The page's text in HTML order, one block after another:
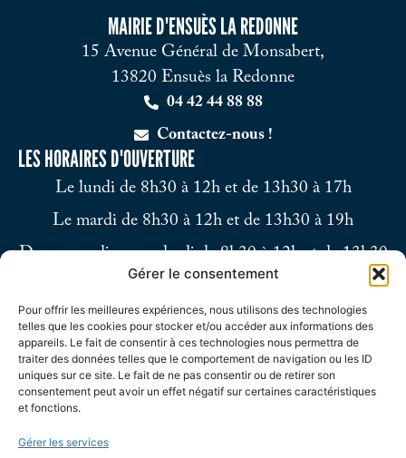
Gérer le consentement
Pour offrir les meilleures expériences, nous utilisons des technologies
telles que les cookies pour stocker et/ou accéder aux informations des
appareils. Le fait de consentir à ces technologies nous permettra de
traiter des données telles que le comportement de navigation ou les ID
uniques sur ce site. Le fait de ne pas consentir ou de retirer son
consentement peut avoir un effet négatif sur certaines caractéristiques
et fonctions.
Gérer les services
MAIRIE D'ENSUÈS LA REDONNE
15 Avenue Général de Monsabert,
13820 Ensuès la Redonne
04 42 44 88 88
Contactez-nous !
LES HORAIRES D'OUVERTURE
Le lundi de 8h30 à 12h et de 13h30 à 17h
Le mardi de 8h30 à 12h et de 13h30 à 19h
Du mercredi au vendredi de 8h30 à 12h et de 13h30
Le samedi de 9h à 12h